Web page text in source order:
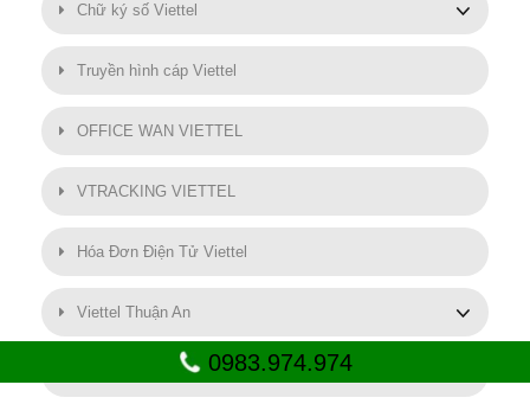
Chữ ký số Viettel
Truyền hình cáp Viettel
OFFICE WAN VIETTEL
VTRACKING VIETTEL
Hóa Đơn Điện Tử Viettel
Viettel Thuận An
SMART MOTOR VIETTEL0983.974.974